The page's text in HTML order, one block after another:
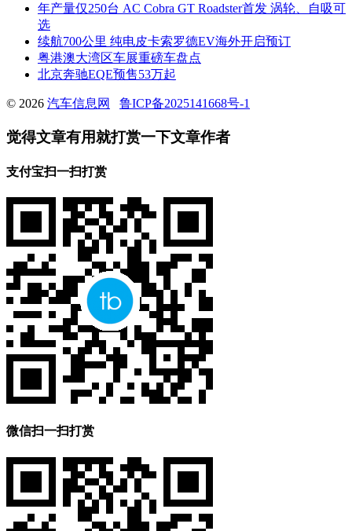
年产量仅250台 AC Cobra GT Roadster首发 涡轮、自吸可
选
续航700公里 纯电皮卡索罗德EV海外开启预订
粤港澳大湾区车展重磅车盘点
北京奔驰EQE预售53万起
© 2026 汽车信息网 鲁ICP备2025141668号-1
觉得文章有用就打赏一下文章作者
支付宝扫一扫打赏
微信扫一扫打赏